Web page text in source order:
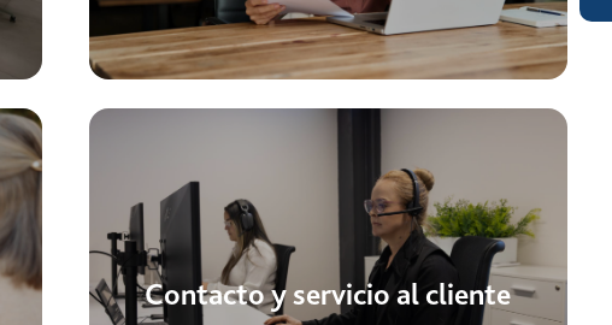
Contacto y servicio al cliente